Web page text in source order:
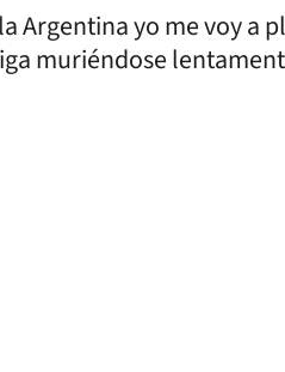
Argentina yo me voy a
muriéndose